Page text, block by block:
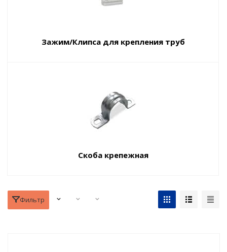
Зажим/Клипса для крепления труб
Скоба крепежная
Фильтр